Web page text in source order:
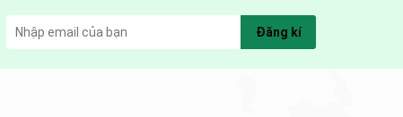
Đăng kí